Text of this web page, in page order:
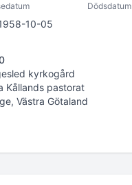
Dödsdatum
10-05
kyrkogård
Kållands pastorat
Västra Götaland